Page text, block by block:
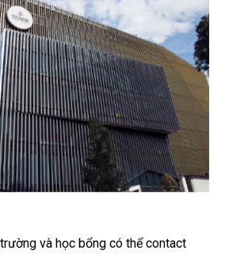
và học bổng có thể contact